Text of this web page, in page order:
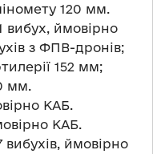
120 мм.
вибух, ймовірно
з ФПВ-дронів;
152 мм;
мм.
КАБ.
КАБ.
вибухів, ймовірно